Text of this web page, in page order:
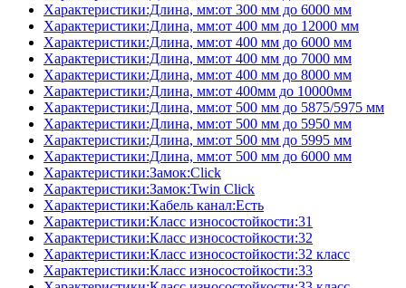
Характеристики:Длина, мм:от 300 мм до 6000 мм
Характеристики:Длина, мм:от 400 мм до 12000 мм
Характеристики:Длина, мм:от 400 мм до 6000 мм
Характеристики:Длина, мм:от 400 мм до 7000 мм
Характеристики:Длина, мм:от 400 мм до 8000 мм
Характеристики:Длина, мм:от 400мм до 10000мм
Характеристики:Длина, мм:от 500 мм до 5875/5975 мм
Характеристики:Длина, мм:от 500 мм до 5950 мм
Характеристики:Длина, мм:от 500 мм до 5995 мм
Характеристики:Длина, мм:от 500 мм до 6000 мм
Характеристики:Замок:Click
Характеристики:Замок:Twin Click
Характеристики:Кабель канал:Есть
Характеристики:Класс износостойкости:31
Характеристики:Класс износостойкости:32
Характеристики:Класс износостойкости:32 класс
Характеристики:Класс износостойкости:33